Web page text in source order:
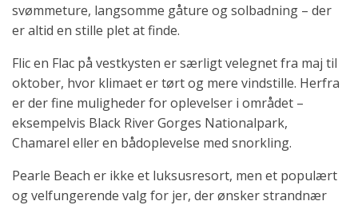
svømmeture, langsomme gåture og solbadning – der
er altid en stille plet at finde.
Flic en Flac på vestkysten er særligt velegnet fra maj til
oktober, hvor klimaet er tørt og mere vindstille. Herfra
er der fine muligheder for oplevelser i området –
eksempelvis Black River Gorges Nationalpark,
Chamarel eller en bådoplevelse med snorkling.
Pearle Beach er ikke et luksusresort, men et populært
og velfungerende valg for jer, der ønsker strandnær